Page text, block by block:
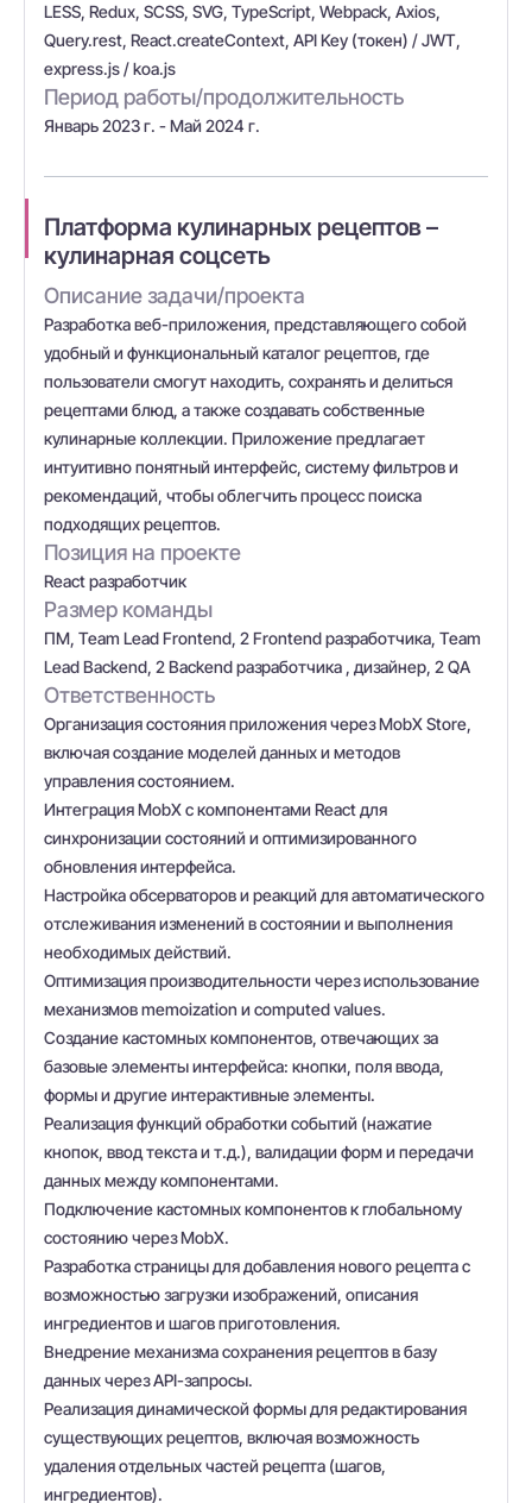
LESS, Redux, SCSS, SVG, TypeScript, Webpack, Axios,
Query.rest, React.createContext, API Key (токен) / JWT,
express.js / koa.js
Период работы/продолжительность
Январь 2023 г. - Май 2024 г.
Платформа кулинарных рецептов –
кулинарная соцсеть
Описание задачи/проекта
Разработка веб-приложения, представляющего собой
удобный и функциональный каталог рецептов, где
пользователи смогут находить, сохранять и делиться
рецептами блюд, а также создавать собственные
кулинарные коллекции. Приложение предлагает
интуитивно понятный интерфейс, систему фильтров и
рекомендаций, чтобы облегчить процесс поиска
подходящих рецептов.
Позиция на проекте
React разработчик
Размер команды
ПМ, Team Lead Frontend, 2 Frontend разработчика, Team
Lead Backend, 2 Backend разработчика , дизайнер, 2 QA
Ответственность
Организация состояния приложения через MobX Store,
включая создание моделей данных и методов
управления состоянием.
Интеграция MobX с компонентами React для
синхронизации состояний и оптимизированного
обновления интерфейса.
Настройка обсерваторов и реакций для автоматического
отслеживания изменений в состоянии и выполнения
необходимых действий.
Оптимизация производительности через использование
механизмов memoization и computed values.
Создание кастомных компонентов, отвечающих за
базовые элементы интерфейса: кнопки, поля ввода,
формы и другие интерактивные элементы.
Реализация функций обработки событий (нажатие
кнопок, ввод текста и т.д.), валидации форм и передачи
данных между компонентами.
Подключение кастомных компонентов к глобальному
состоянию через MobX.
Разработка страницы для добавления нового рецепта с
возможностью загрузки изображений, описания
ингредиентов и шагов приготовления.
Внедрение механизма сохранения рецептов в базу
данных через API-запросы.
Реализация динамической формы для редактирования
существующих рецептов, включая возможность
удаления отдельных частей рецепта (шагов,
ингредиентов).